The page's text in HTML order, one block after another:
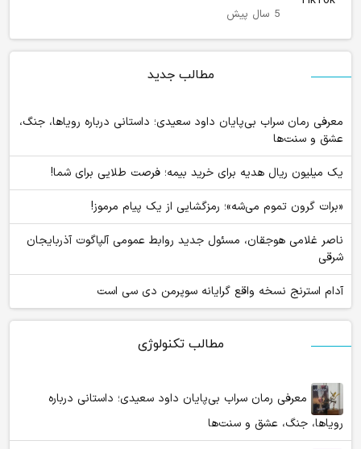
مطالب تکنولوژی
معرفی رمان سراب بی‌پایان داود سعیدی؛ داستانی درباره
رویاها، جنگ، عشق و سنت‌ها
5 سال پیش
مطالب جدید
معرفی رمان سراب بی‌پایان داود سعیدی؛ داستانی درباره رویاها، جنگ،
عشق و سنت‌ها
یک میلیون ریال هدیه برای خرید بیمه؛ فرصت طلایی برای شما!
«برات گرون تموم می‌شه»؛ رمزگشایی از یک پیام مرموز!
ناصر غلامی هوجقان، مسئول جدید روابط عمومی آلپاگوت آذربایجان
شرقی
آدام استرنج نسخه واقع گرایانه سوپرمن دی سی است